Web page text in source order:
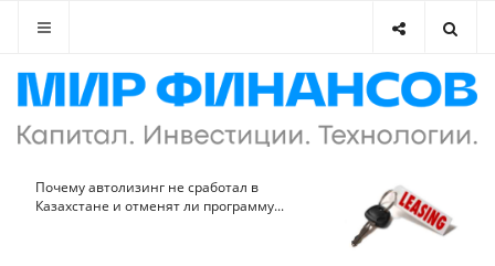
Почему автолизинг не сработал в
Казахстане и отменят ли программу...